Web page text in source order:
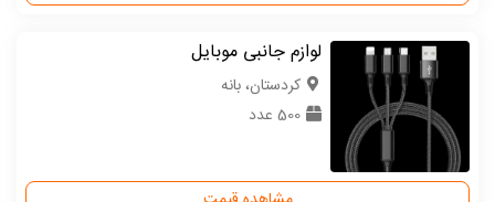
لوازم جانبی موبایل
كردستان، بانه
500 عدد